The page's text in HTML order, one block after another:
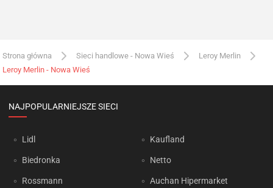
Strona główna Sieci handlowe - Nowa Wieś
Leroy Merlin
Leroy Merlin - Nowa Wieś
NAJPOPULARNIEJSZE SIECI
Lidl
Biedronka
Rossmann
Kaufland
Netto
Auchan Hipermarket